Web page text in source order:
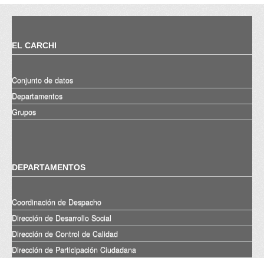
EL CARCHI
Conjunto de datos
Departamentos
Grupos
DEPARTAMENTOS
Coordinación de Despacho
Dirección de Desarrollo Social
Dirección de Control de Calidad
Dirección de Participación Ciudadana